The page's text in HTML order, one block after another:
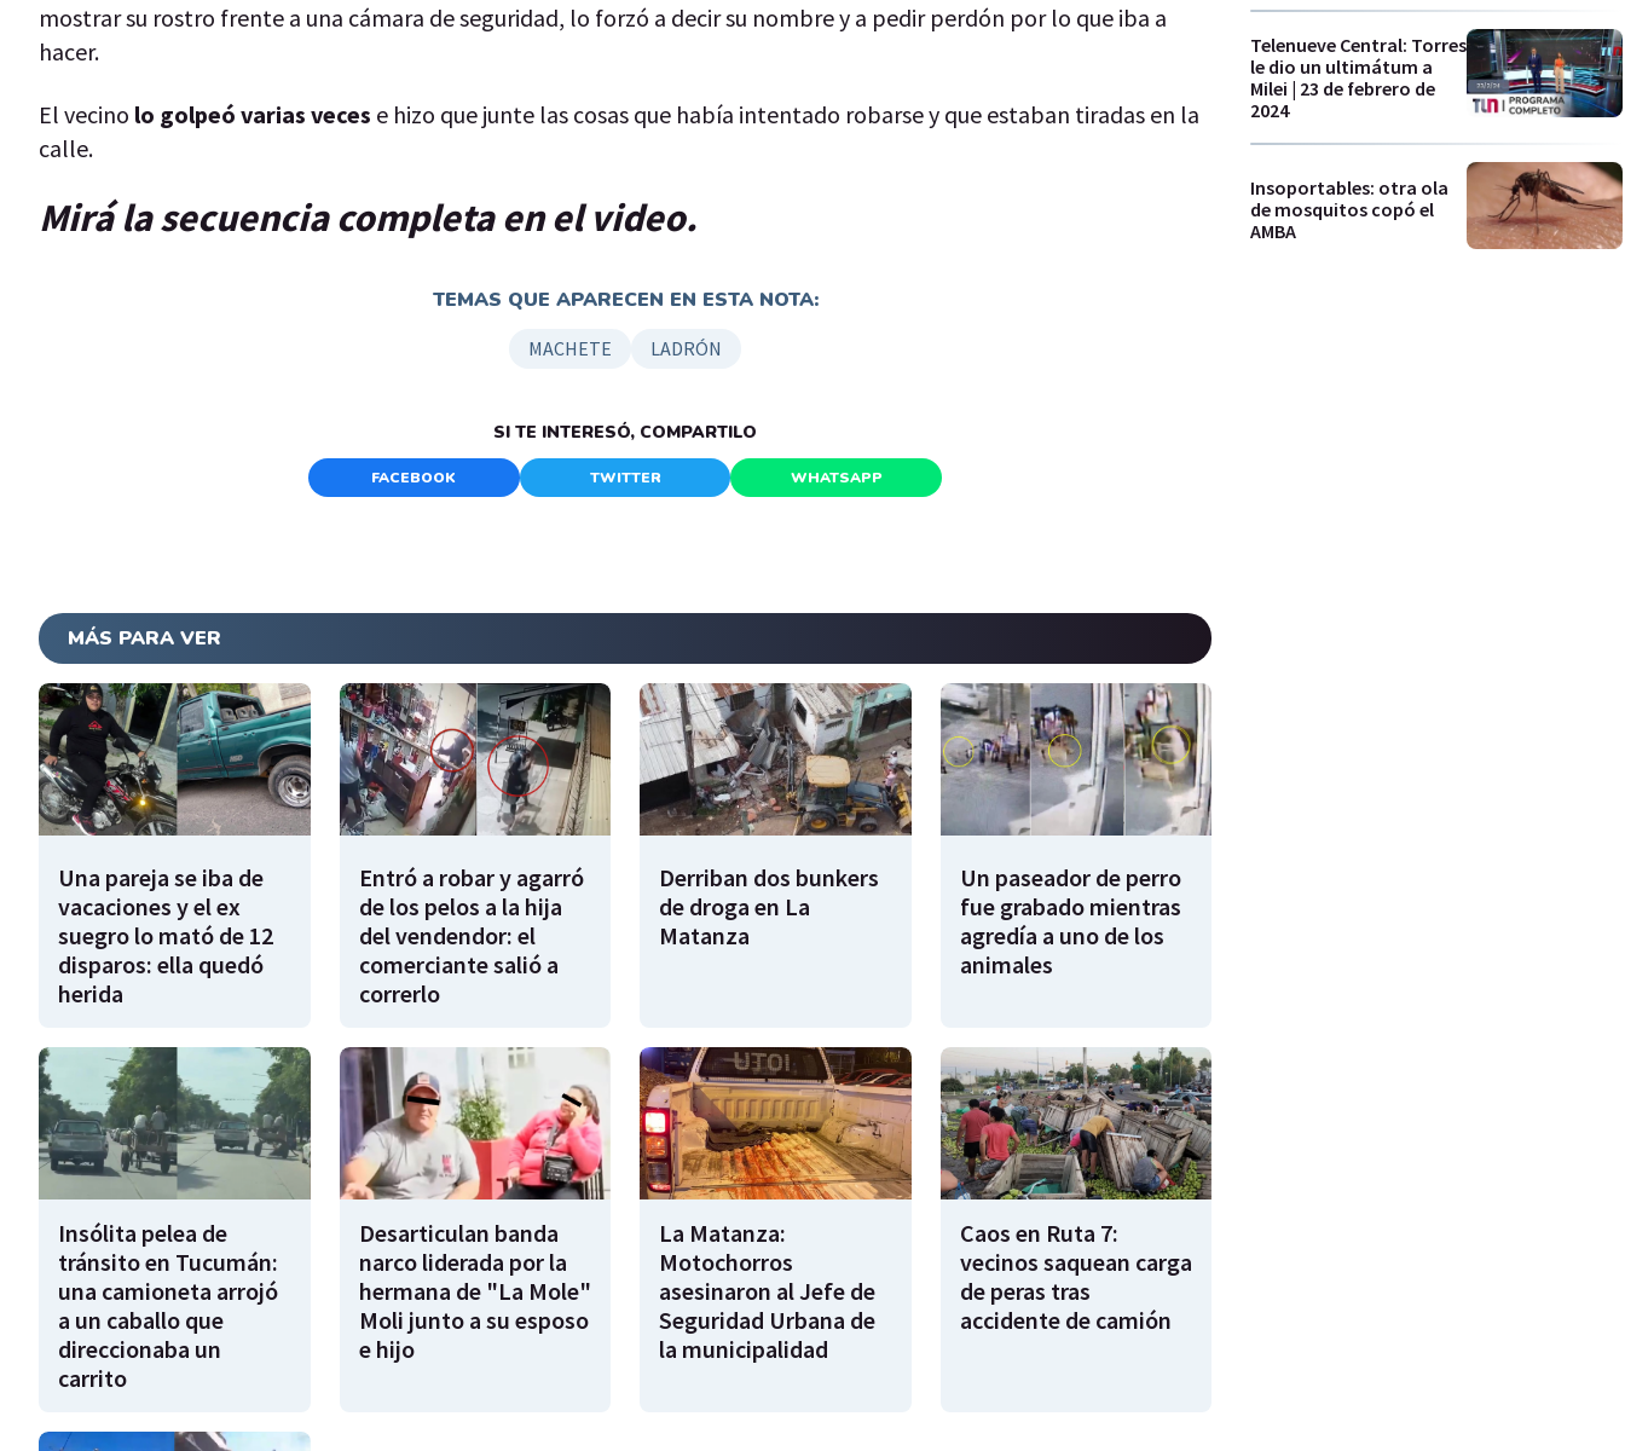
mostrar su rostro frente a una cámara de seguridad, lo forzó a decir su nombre y a pedir perdón por lo que iba a
hacer.
El vecino lo golpeó varias veces e hizo que junte las cosas que había intentado robarse y que estaban tiradas en la
calle.
Mirá la secuencia completa en el video.
TEMAS QUE APARECEN EN ESTA NOTA:
MACHETE LADRÓN
SI TE INTERESÓ, COMPARTILO
FACEBOOK TWITTER WHATSAPP
MÁS PARA VER
Una pareja se iba de
vacaciones y el ex
suegro lo mató de 12
disparos: ella quedó
herida
Entró a robar y agarró
de los pelos a la hija
del vendendor: el
comerciante salió a
correrlo
Derriban dos bunkers
de droga en La
Matanza
Un paseador de perro
fue grabado mientras
agredía a uno de los
animales
Insólita pelea de
tránsito en Tucumán:
una camioneta arrojó
a un caballo que
direccionaba un
carrito
Desarticulan banda
narco liderada por la
hermana de "La Mole"
Moli junto a su esposo
e hijo
La Matanza:
Motochorros
asesinaron al Jefe de
Seguridad Urbana de
la municipalidad
Caos en Ruta 7:
vecinos saquean carga
de peras tras
accidente de camión
Telenueve Central: Torres
le dio un ultimátum a
Milei | 23 de febrero de
2024
Insoportables: otra ola
de mosquitos copó el
AMBA